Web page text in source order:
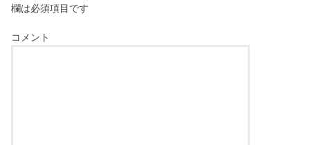
欄は必須項目です
コメント